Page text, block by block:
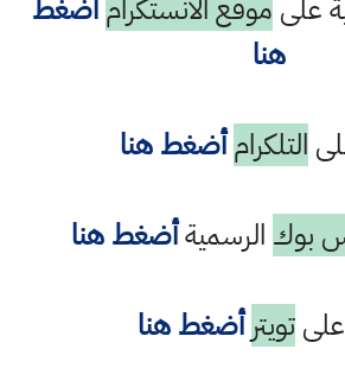
على موقع الانستكرام أضغط
هنا
التلكرام أضغط هنا
بوك الرسميةأضغط هنا
علىتويتر أضغط هنا